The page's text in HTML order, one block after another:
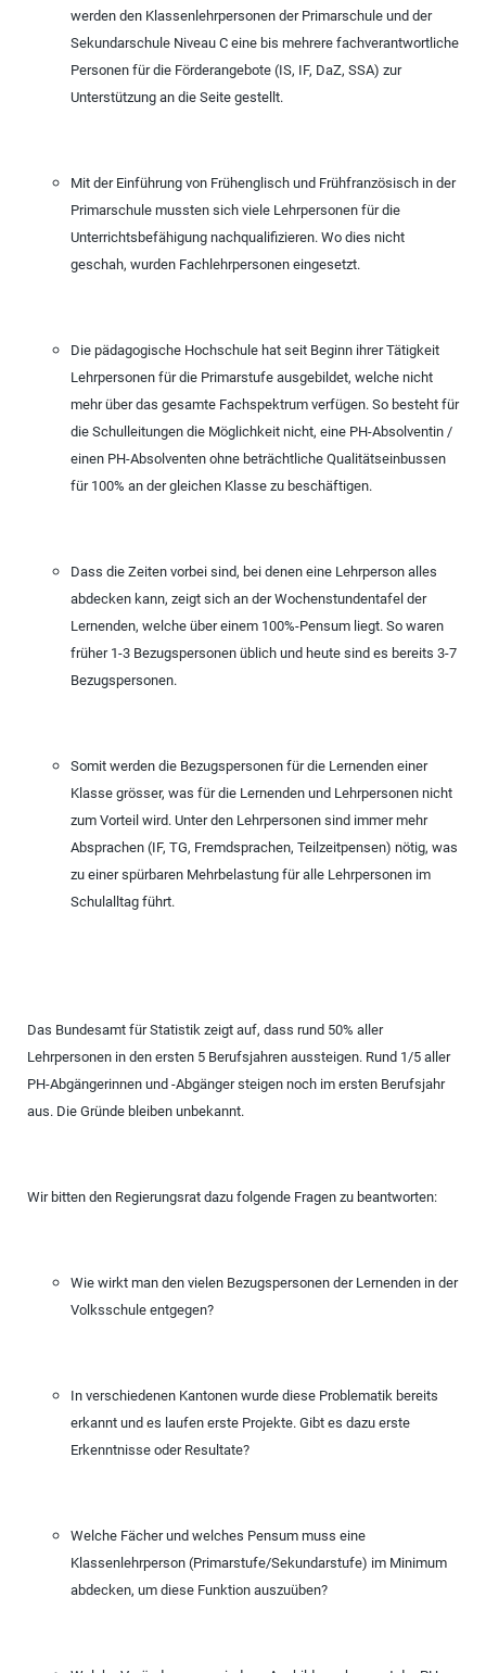
werden den Klassenlehrpersonen der Primarschule und der
Sekundarschule Niveau C eine bis mehrere fachverantwortliche
Personen für die Förderangebote (IS, IF, DaZ, SSA) zur
Unterstützung an die Seite gestellt.
Mit der Einführung von Frühenglisch und Frühfranzösisch in der
Primarschule mussten sich viele Lehrpersonen für die
Unterrichtsbefähigung nachqualifizieren. Wo dies nicht
geschah, wurden Fachlehrpersonen eingesetzt.
Die pädagogische Hochschule hat seit Beginn ihrer Tätigkeit
Lehrpersonen für die Primarstufe ausgebildet, welche nicht
mehr über das gesamte Fachspektrum verfügen. So besteht für
die Schulleitungen die Möglichkeit nicht, eine PH-Absolventin /
einen PH-Absolventen ohne beträchtliche Qualitätseinbussen
für 100% an der gleichen Klasse zu beschäftigen.
Dass die Zeiten vorbei sind, bei denen eine Lehrperson alles
abdecken kann, zeigt sich an der Wochenstundentafel der
Lernenden, welche über einem 100%-Pensum liegt. So waren
früher 1-3 Bezugspersonen üblich und heute sind es bereits 3-7
Bezugspersonen.
Somit werden die Bezugspersonen für die Lernenden einer
Klasse grösser, was für die Lernenden und Lehrpersonen nicht
zum Vorteil wird. Unter den Lehrpersonen sind immer mehr
Absprachen (IF, TG, Fremdsprachen, Teilzeitpensen) nötig, was
zu einer spürbaren Mehrbelastung für alle Lehrpersonen im
Schulalltag führt.
Das Bundesamt für Statistik zeigt auf, dass rund 50% aller
Lehrpersonen in den ersten 5 Berufsjahren aussteigen. Rund 1/5 aller
PH-Abgängerinnen und -Abgänger steigen noch im ersten Berufsjahr
aus. Die Gründe bleiben unbekannt.
Wir bitten den Regierungsrat dazu folgende Fragen zu beantworten:
Wie wirkt man den vielen Bezugspersonen der Lernenden in der
Volksschule entgegen?
In verschiedenen Kantonen wurde diese Problematik bereits
erkannt und es laufen erste Projekte. Gibt es dazu erste
Erkenntnisse oder Resultate?
Welche Fächer und welches Pensum muss eine
Klassenlehrperson (Primarstufe/Sekundarstufe) im Minimum
abdecken, um diese Funktion auszuüben?